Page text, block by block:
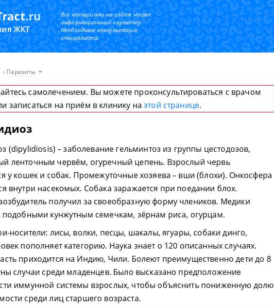
.ru
ЖКТ
Все материалы на сайте носят
информационный характер.
Необходима консультация
специалиста.
Паразиты
самолечением. Вы можете проконсультироваться с врачом
записаться на приём в клинику наэтой странице.
(dipylidiosis) – заболевание гельминтоз из группы цестодозов,
ленточным червём, огуречный цепень. Взрослый червь
у кошек и собак. Промежуточные хозяева – вши (блохи). Онкосфера
внутри насекомых. Собака заражается при поедании блох.
получил за своеобразную форму члеников. Медики
подобными кунжутным семечкам, зёрнам риса, огурцам.
носители: лисы, волки, песцы, шакалы, ягуары, собаки динго,
пополняет категорию. Наука знает о 120 описанных случаях.
приходится на Индию, Чили. Болеют преимущественно дети до 8
случаи среди младенцев. Было высказано предположение
иммунной системы взрослых, чтобы объяснить пониженную долю
среди лиц старшего возраста.